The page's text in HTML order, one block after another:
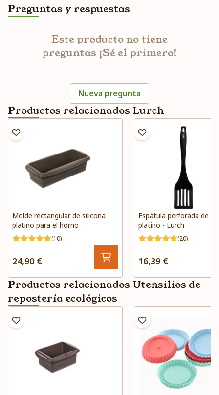
Preguntas y respuestas
Este producto no tiene
preguntas ¡Sé el primero!
Nueva pregunta
Productos relacionados Lurch
Molde rectangular de silicona
platino para el horno
(10)
24,90 €
Espátula perforada de
platino - Lurch
(20)
16,39 €
Productos relacionados Utensilios de
repostería ecológicos